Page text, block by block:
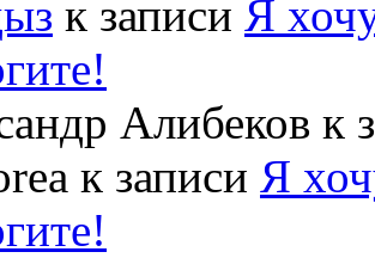
к записи Я
Алибеков к
к записи Я